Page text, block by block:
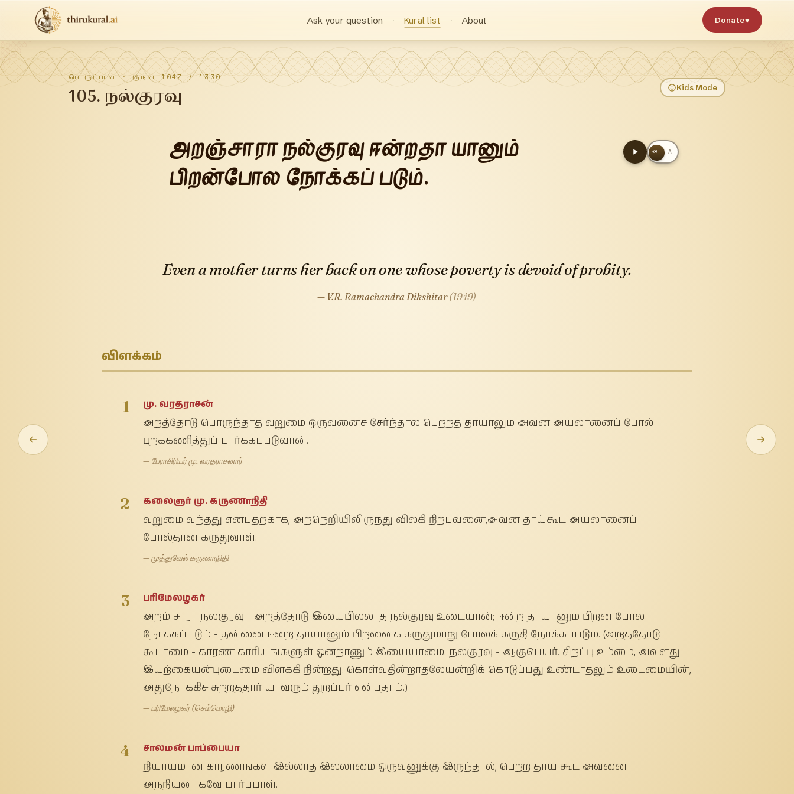
Ask your question Kural list About Donate♥
பொருட்பால் · குறள் 1047 /1330
105. நல்குரவு Kids Mode
அ A
அறஞ்சாரா நல்குரவு ஈன்றதா யானும்
பிறன்போல நோக்கப் படும்.
Even a mother turns her back on one whose poverty is devoid of probity.
— V.R. Ramachandra Dikshitar(1949)
விளக்கம்
1 மு. வரதராசன்
அறத்தோடு பொருந்தாத வறுமை ஒருவனைச் சேர்ந்தால் பெற்றத் தாயாலும் அவன் அயலானைப் போல்
புறக்கணித்துப் பார்க்கப்படுவான்.
— பேராசிரியர் மு. வரதராசனார்
2 கலைஞர் மு. கருணாநிதி
வறுமை வந்தது என்பதற்காக, அறநெறியிலிருந்து விலகி நிற்பவனை,அவன் தாய்கூட அயலானைப்
போல்தான் கருதுவாள்.
— முத்துவேல் கருணாநிதி
3 பரிமேலழகர்
அறம் சாரா நல்குரவு - அறத்தோடு இயைபில்லாத நல்குரவு உடையான்; ஈன்ற தாயானும் பிறன் போல
நோக்கப்படும் - தன்னை ஈன்ற தாயானும் பிறனைக் கருதுமாறு போலக் கருதி நோக்கப்படும். (அறத்தோடு
கூடாமை - காரண காரியங்களுள் ஒன்றானும் இயையாமை. நல்குரவு - ஆகுபெயர். சிறப்பு உம்மை, அவளது
இயற்கையன்புடைமை விளக்கி நின்றது. கொள்வதின்றாதலேயன்றிக் கொடுப்பது உண்டாதலும் உடைமையின்,
அதுநோக்கிச் சுற்றத்தார் யாவரும் துறப்பர் என்பதாம்.)
— பரிமேலழகர் (செம்மொழி)
4 சாலமன் பாப்பையா
நியாயமான காரணங்கள் இல்லாத இல்லாமை ஒருவனுக்கு இருந்தால், பெற்ற தாய் கூட அவனை
அந்நியனாகவே பார்ப்பாள்.